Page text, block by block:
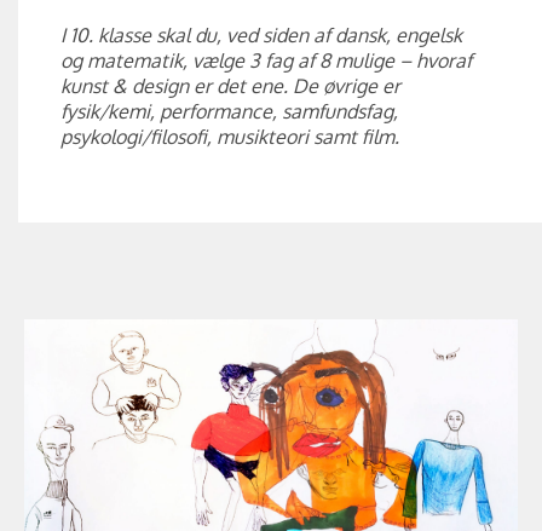
I 10. klasse skal du, ved siden af dansk, engelsk
og matematik, vælge 3 fag af 8 mulige – hvoraf
kunst & design er det ene. De øvrige er
fysik/kemi, performance, samfundsfag,
psykologi/filosofi, musikteori samt film.